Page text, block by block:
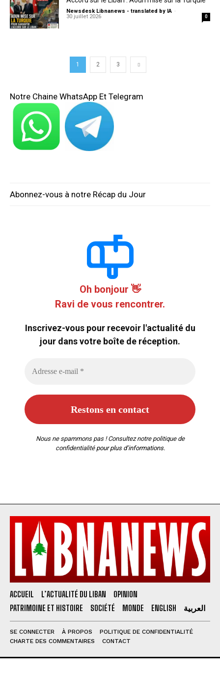
Newsdesk Libnanews - translated by IA -
30 juillet 2026
0
1 2 3
Notre Chaine WhatsApp Et Telegram
Abonnez-vous à notre Récap du Jour
Oh bonjour 👋
Ravi de vous rencontrer.
Inscrivez-vous pour recevoir l'actualité du
jour dans votre boîte de réception.
Nous ne spammons pas ! Consultez notre politique de
confidentialitépour plus d’informations.
ACCUEIL L’ACTUALITÉ DU LIBAN
OPINION
PATRIMOINE ET HISTOIRE
SOCIÉTÉ MONDE ENGLISH العربية
SE CONNECTER À PROPOS
POLITIQUE DE CONFIDENTIALITÉ
CHARTE DES COMMENTAIRES
CONTACT